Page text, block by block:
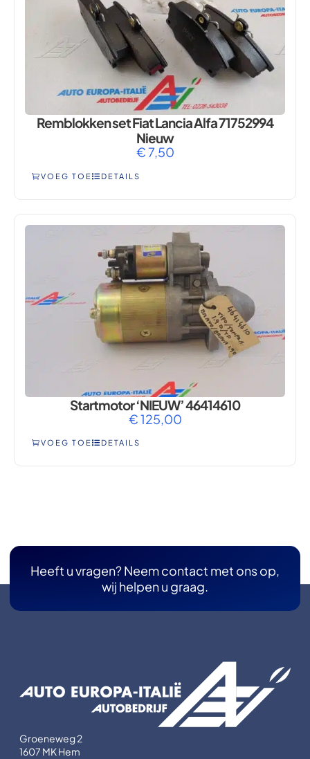
Remblokken set Fiat Lancia Alfa 71752994
Nieuw
€7,50
VOEG TOE DETAILS
Startmotor ‘NIEUW’ 46414610
€125,00
VOEG TOE DETAILS
Heeft u vragen? Neem contact met ons op,
wij helpen u graag.
Groeneweg 2
1607 MK Hem